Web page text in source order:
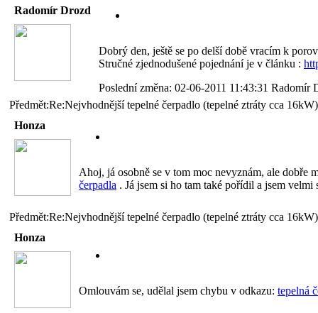
Radomír Drozd
Dobrý den, ještě se po delší době vracím k
Stručné zjednodušené pojednání je v článku :
Poslední změna: 02-06-2011 11:43:31 Radomír
Předmět:Re:Nejvhodnější tepelné čerpadlo (tepelné ztráty cca
Honza
Ahoj, já osobně se v tom moc nevyznám, ale
čerpadla . Já jsem si ho tam také pořídil a jsem velmi
Předmět:Re:Nejvhodnější tepelné čerpadlo (tepelné ztráty cca
Honza
Omlouvám se, udělal jsem chybu v odkazu: tepelná